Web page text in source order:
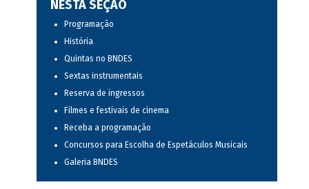
NESTA SEÇÃO
Programação
História
Quintas no BNDES
Sextas instrumentais
Reserva de ingressos
Filmes e festivais de cinema
Receba a programação
Concursos para Escolha de Espetáculos Musicais
Galeria BNDES